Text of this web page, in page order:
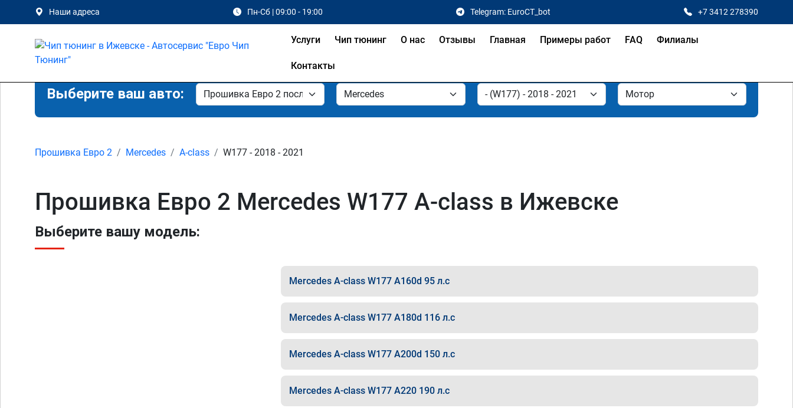
Наши адреса Пн-Сб | 09:00 - 19:00 Telegram: EuroCT_bot +7 3412 278390
Услуги Чип тюнинг О нас Отзывы Главная Примеры работ FAQ Филиалы
Контакты
Выберите ваш авто:
Прошивка Евро 2 Mercedes A-class W177 - 2018 - 2021
Прошивка Евро 2 Mercedes W177 A-class в Ижевске
Выберите вашу модель:
Mercedes A-class W177 A160d 95 л.с
Mercedes A-class W177 A180d 116 л.с
Mercedes A-class W177 A200d 150 л.с
Mercedes A-class W177 A220 190 л.с